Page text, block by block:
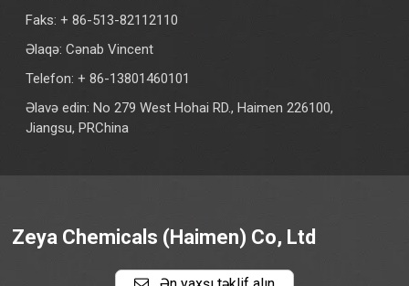
Faks: + 86-513-82112110
Əlaqə: Cənab Vincent
Telefon: + 86-13801460101
Əlavə edin: No 279 West Hohai RD., Haimen 226100,
Jiangsu, PRChina
Zeya Chemicals (Haimen) Co, Ltd